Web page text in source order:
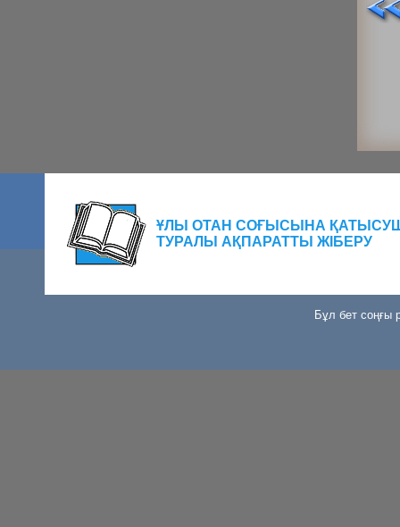
ҰЛЫ ОТАН СОҒЫСЫНА
ТУРАЛЫ АҚПАРАТТЫ ЖІБЕРУ
Бұл бет соңғы